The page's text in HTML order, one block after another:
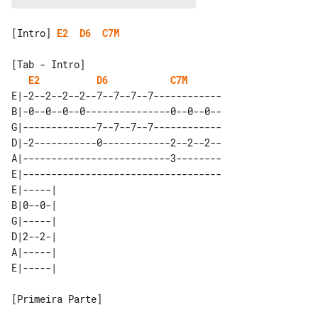
[Intro] E2 D6 C7M
[Tab - Intro]
E2
D6
C7M
E|-2--2--2--2--7--7--7--7------------
B|-0--0--0--0---------------0--0--0--
G|-------------7--7--7--7------------
D|-2-----------0------------2--2--2--
A|--------------------------3--------
E|-----------------------------------
E|-----|
B|0--0-|
G|-----|
D|2--2-|
A|-----|
[Primeira Parte]